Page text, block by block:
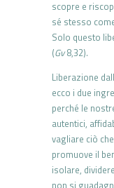
scopre e
sé stesso
Solo questo
(Gv8,32).
Liberazione
ecco i due
perché le
autentici,
vagliare ciò
promuove il
isolare,
non si